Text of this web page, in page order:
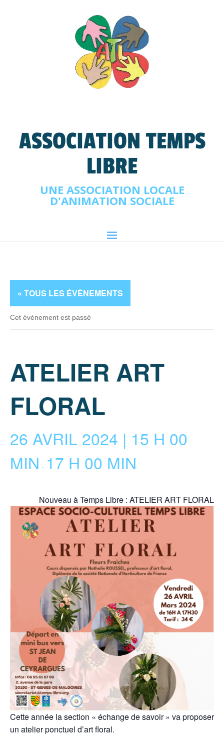
ASSOCIATION TEMPS
LIBRE
UNE ASSOCIATION LOCALE
D'ANIMATION SOCIALE
« TOUS LES ÉVÈNEMENTS
Cet évènement est passé
ATELIER ART
FLORAL
26 AVRIL 2024 | 15 H 00
MIN - 17 H 00 MIN
Nouveau à Temps Libre : ATELIER ART FLORAL
Cette année la section « échange de savoir » va proposer
un atelier ponctuel d’art floral.